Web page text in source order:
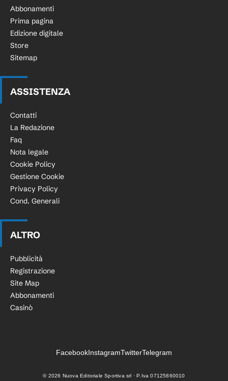
Abbonamenti
Prima pagina
Edizione digitale
Store
Sitemap
ASSISTENZA
Contatti
La Redazione
Faq
Nota legale
Cookie Policy
Gestione Cookie
Privacy Policy
Cond. Generali
ALTRO
Pubblicità
Registrazione
Site Map
Abbonamenti
Casinò
FacebookInstagramTwitterTelegram
© 2026 Nuova Editoriale Sportiva srl · P.Iva 07125860010